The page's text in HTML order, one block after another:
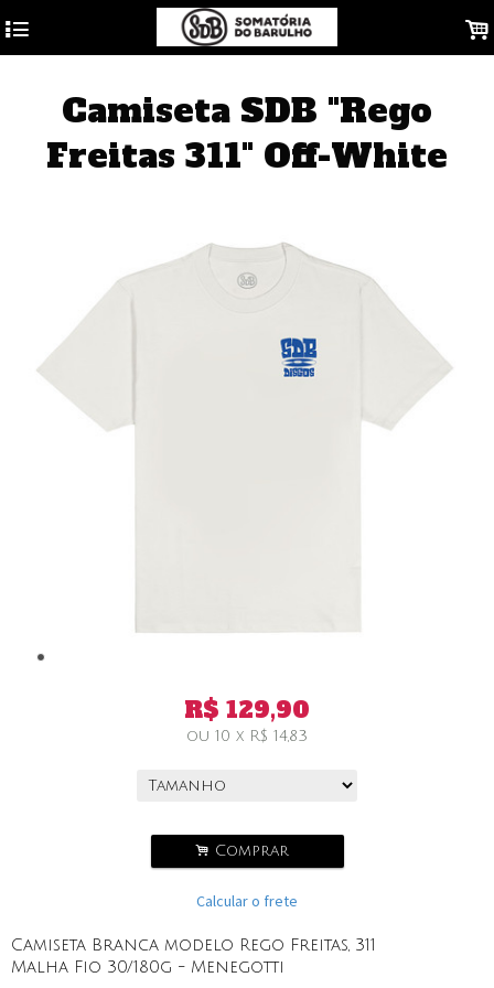
4 .
Camiseta SDB "Rego
Freitas 311" Off-White
R$ 129,90
ou 10 x R$ 14,83
. Comprar
Calcular o frete
Camiseta Branca modelo Rego Freitas, 311
Malha Fio 30/180g - Menegotti